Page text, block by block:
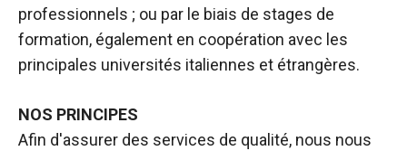
professionnels ; ou par le biais de stages de
formation, également en coopération avec les
principales universités italiennes et étrangères.
NOS PRINCIPES
Afin d'assurer des services de qualité, nous nous